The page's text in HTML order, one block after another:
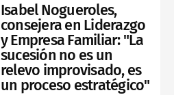
Isabel Nogueroles,
consejera en Liderazgo
y Empresa Familiar: "La
sucesión no es un
relevo improvisado, es
un proceso estratégico"